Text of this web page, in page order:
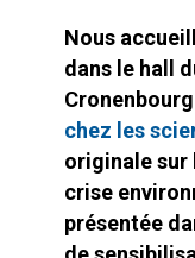
Nous
dans le hall
chez les
originale sur
crise
présentée